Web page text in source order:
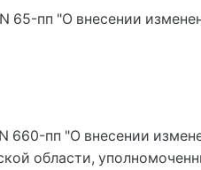
65-пп "О внесении
660-пп "О внесении
области,